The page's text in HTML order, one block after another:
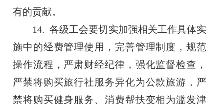
有的贡献。
14. 各级工会要切实加强相关工作具体实
施中的经费管理使用，完善管理制度，规范
操作流程，严肃财经纪律，强化监督检查，
严禁将购买旅行社服务异化为公款旅游，严
禁将购买健身服务、消费帮扶变相为滥发津